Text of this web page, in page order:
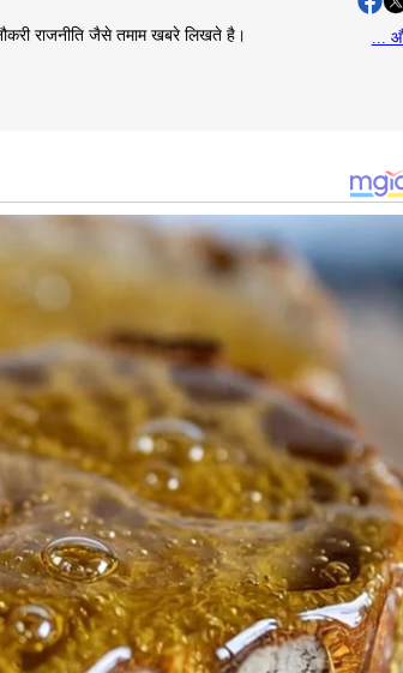
राजनीति जैसे तमाम खबरे लिखते है। ...